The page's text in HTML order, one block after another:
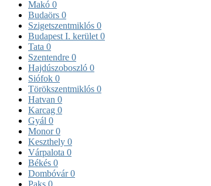
Makó 0
Budaörs 0
Szigetszentmiklós 0
Budapest I. kerület 0
Tata 0
Szentendre 0
Hajdúszoboszló 0
Siófok 0
Törökszentmiklós 0
Hatvan 0
Karcag 0
Gyál 0
Monor0
Keszthely 0
Várpalota 0
Békés 0
Dombóvár0